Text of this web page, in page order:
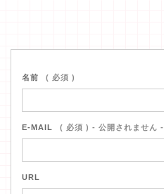
名前 ( 必須 )
E-MAIL ( 必須 ) - 公開されません -
URL